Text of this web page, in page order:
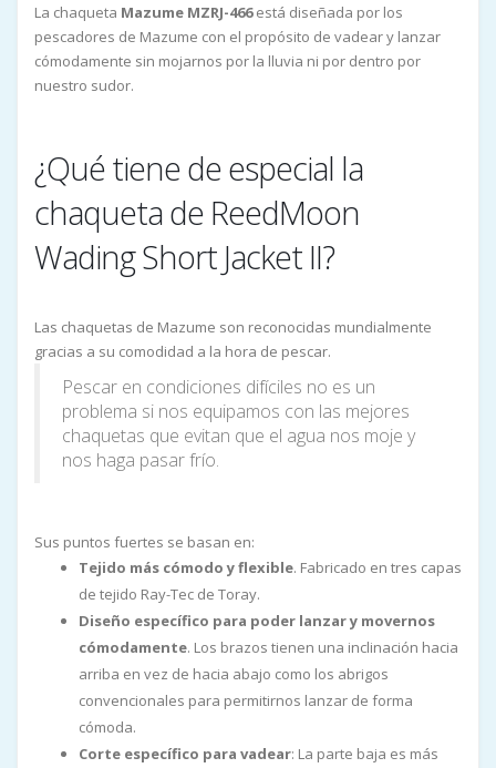
La chaqueta Mazume MZRJ-466está diseñada por los
pescadores de Mazume con el propósito de vadear y lanzar
cómodamente sin mojarnos por la lluvia ni por dentro por
nuestro sudor.
¿Qué tiene de especial la
chaqueta de ReedMoon
Wading Short Jacket II?
Las chaquetas de Mazume son reconocidas mundialmente
gracias a su comodidad a la hora de pescar.
Pescar en condiciones difíciles no es un
problema si nos equipamos con las mejores
chaquetas que evitan que el agua nos moje y
nos haga pasar frío.
Sus puntos fuertes se basan en:
Tejido más cómodo y flexible. Fabricado en tres capas
de tejido Ray-Tec de Toray.
Diseño específico para poder lanzar y movernos
cómodamente. Los brazos tienen una inclinación hacia
arriba en vez de hacia abajo como los abrigos
convencionales para permitirnos lanzar de forma
cómoda.
Corte específico para vadear: La parte baja es más